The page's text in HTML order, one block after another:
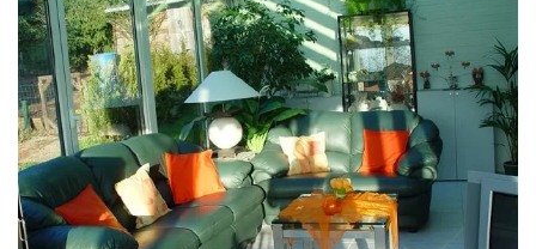
klik voor slideshow